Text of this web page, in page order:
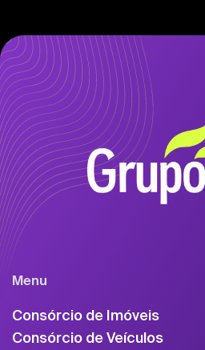
Menu
Consórcio de Imóveis
Consórcio de Veículos